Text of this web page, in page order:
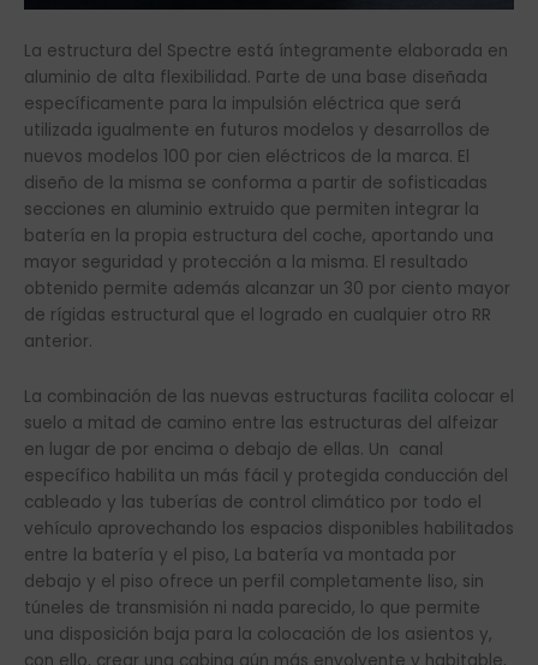
La estructura del Spectre está íntegramente elaborada en
aluminio de alta flexibilidad. Parte de una base diseñada
específicamente para la impulsión eléctrica que será
utilizada igualmente en futuros modelos y desarrollos de
nuevos modelos 100 por cien eléctricos de la marca. El
diseño de la misma se conforma a partir de sofisticadas
secciones en aluminio extruido que permiten integrar la
batería en la propia estructura del coche, aportando una
mayor seguridad y protección a la misma. El resultado
obtenido permite además alcanzar un 30 por ciento mayor
de rígidas estructural que el logrado en cualquier otro RR
anterior.
La combinación de las nuevas estructuras facilita colocar el
suelo a mitad de camino entre las estructuras del alfeizar
en lugar de por encima o debajo de ellas. Un canal
específico habilita un más fácil y protegida conducción del
cableado y las tuberías de control climático por todo el
vehículo aprovechando los espacios disponibles habilitados
entre la batería y el piso, La batería va montada por
debajo y el piso ofrece un perfil completamente liso, sin
túneles de transmisión ni nada parecido, lo que permite
una disposición baja para la colocación de los asientos y,